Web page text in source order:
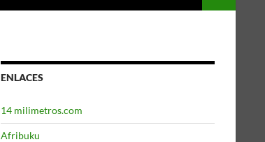
ENLACES
14 milimetros.com
Afribuku